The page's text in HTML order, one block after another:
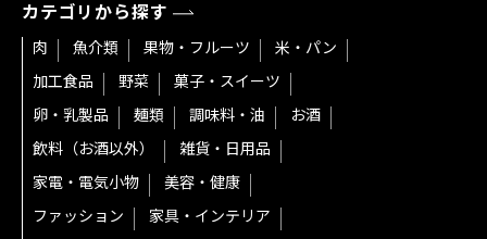
カテゴリから探す
肉 魚介類 果物・フルーツ
米・パン
加工食品
野菜
菓子・スイーツ
卵・乳製品
麺類 調味料・油
お酒
飲料（お酒以外）
雑貨・日用品
家電・電気小物
美容・健康
ファッション
家具・インテリア